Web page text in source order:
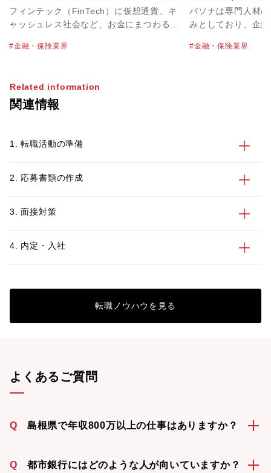
ポジションを生み出せるチャンス
フィンテック（FinTech）に仮想通貨、キ
ャッシュレス社会など、お金にまつわる新
られています。その一方で、メガバンクの
界。業界全体の動向や、転職市場はどのよ
うな状況なのでしょうか。自身も証券会社
ア キャリアアドバイザーの新垣に話を聞
金融・保険業界
パソナは専門人材
みとしており、企
イントで求職者の
金融・保険業界
Related information
関連情報
1. 転職活動の準備
2. 応募書類の作成
3. 面接対策
4. 内定・入社
転職ノウハウを見る
よくあるご質問
Q 島根県で年収800万以上の仕事はありますか？
Q 都市銀行にはどのような人が向いていますか？